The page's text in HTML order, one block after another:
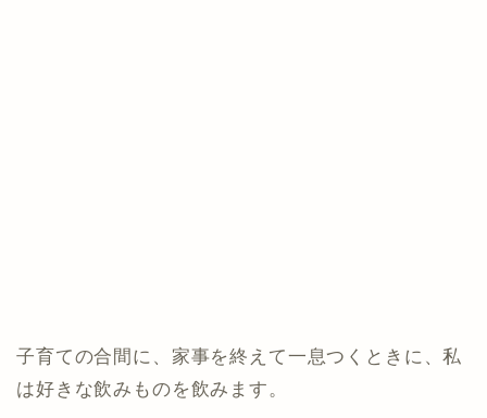
子育ての合間に、家事を終えて一息つくときに、私
は好きな飲みものを飲みます。